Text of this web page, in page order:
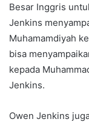
Besar Inggris
Jenkins
Muhamamdiyah
bisa
kepada
Jenkins.
Owen Jenkins